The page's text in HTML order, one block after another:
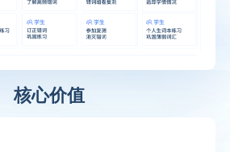
核心价值